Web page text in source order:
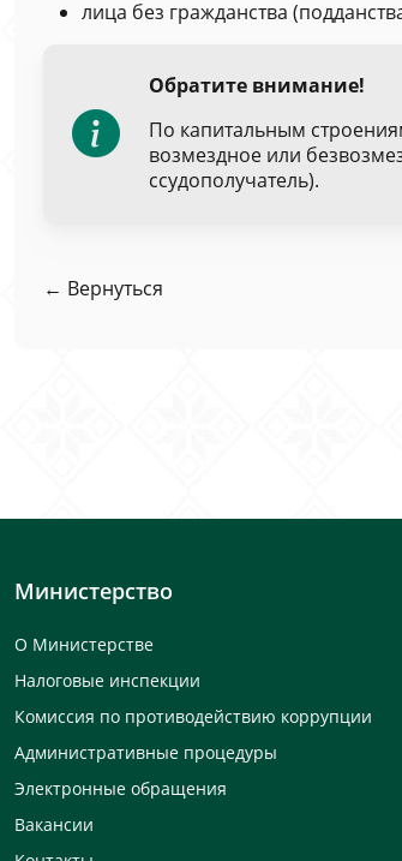
лица без гражданства
Обратите внимание!
По капитальным
возмездное или
ссудополучатель).
← Вернуться
Министерство
О Министерстве
Налоговые инспекции
Комиссия по противодействию коррупции
Административные процедуры
Электронные обращения
Вакансии